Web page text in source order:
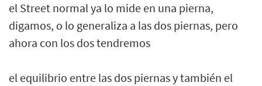
el Street normal ya lo mide en una pierna,
digamos, o lo generaliza a las dos piernas, pero
ahora con los dos tendremos
el equilibrio entre las dos piernas y también el